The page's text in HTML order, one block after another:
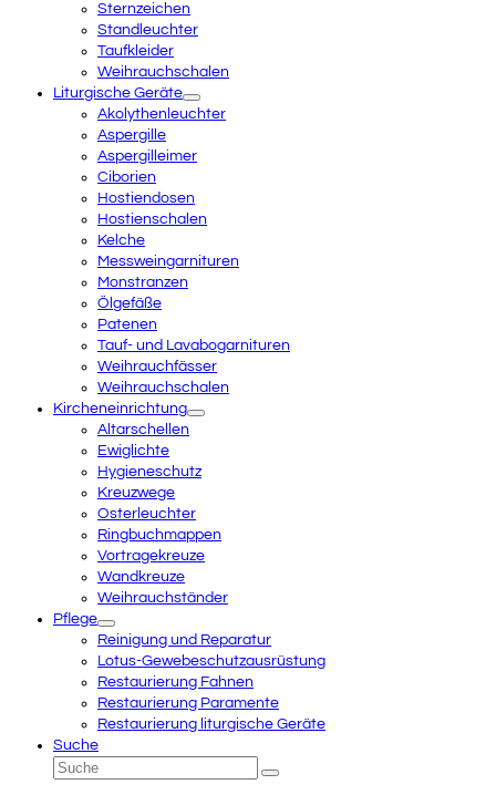
Sternzeichen
Standleuchter
Taufkleider
Weihrauchschalen
Liturgische Geräte
Akolythenleuchter
Aspergille
Aspergilleimer
Ciborien
Hostiendosen
Hostienschalen
Kelche
Messweingarnituren
Monstranzen
Ölgefäße
Patenen
Tauf- und Lavabogarnituren
Weihrauchfässer
Weihrauchschalen
Kircheneinrichtung
Altarschellen
Ewiglichte
Hygieneschutz
Kreuzwege
Osterleuchter
Ringbuchmappen
Vortragekreuze
Wandkreuze
Weihrauchständer
Pflege
Reinigung und Reparatur
Lotus-Gewebeschutzausrüstung
Restaurierung Fahnen
Restaurierung Paramente
Restaurierung liturgische Geräte
Suche
Suche
Senden